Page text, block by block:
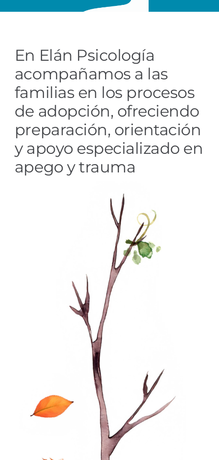
En Elán Psicología
acompañamos a las
familias en los procesos
de adopción, ofreciendo
preparación, orientación
y apoyo especializado en
apego y trauma